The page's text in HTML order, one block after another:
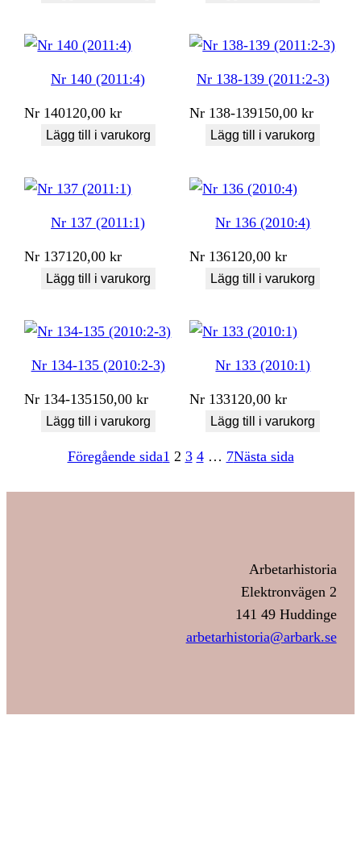
Nr 140 (2011:4)
Nr 140120,00kr
Lägg till i varukorg
Nr 138-139 (2011:2-3)
Nr 138-139150,00kr
Lägg till i varukorg
Nr 137 (2011:1)
Nr 137120,00kr
Lägg till i varukorg
Nr 136 (2010:4)
Nr 136120,00kr
Lägg till i varukorg
Nr 134-135 (2010:2-3)
Nr 134-135150,00kr
Lägg till i varukorg
Nr 133 (2010:1)
Nr 133120,00kr
Lägg till i varukorg
Föregående sida1 2 3 4 … 7Nästa sida
Arbetarhistoria
Elektronvägen 2
141 49 Huddinge
arbetarhistoria@arbark.se